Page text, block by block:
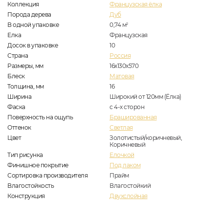
Коллекция
Французская ёлка
Порода дерева
Дуб
В одной упаковке
0,74 м2
Елка
Французская
Досок в упаковке
10
Страна
Россия
Размеры, мм
16х130х570
Блеск
Матовая
Толщина, мм
16
Ширина
Широкий от 120мм (Ёлка)
Фаска
с 4-х сторон
Поверхность на ощупь
Брашированная
Оттенок
Светлая
Цвет
Золотистый/коричневый,
Коричневый
Тип рисунка
Елочкой
Финишное покрытие
Под лаком
Сортировка производителя
Прайм
Влагостойкость
Влагостойкий
Конструкция
Двухслойная